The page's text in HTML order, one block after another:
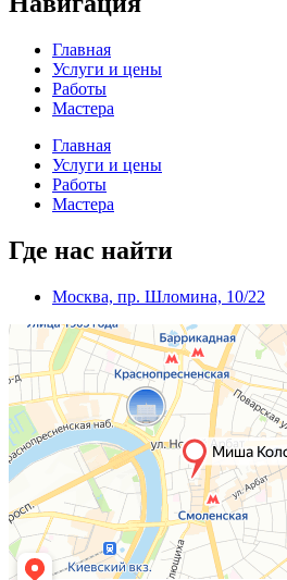
Главная
Услуги и цены
Работы
Мастера
Главная
Услуги и цены
Работы
Мастера
Где нас найти
Москва, пр. Шломина, 10/22